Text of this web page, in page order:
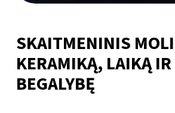
SKAITMENINIS
KERAMIKĄ, LAIKĄ IR
BEGALYBĘ